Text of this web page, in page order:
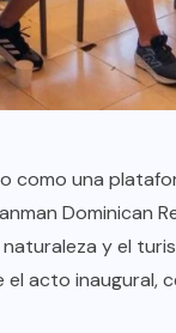
como una
Dominican
y el
acto inaugural,